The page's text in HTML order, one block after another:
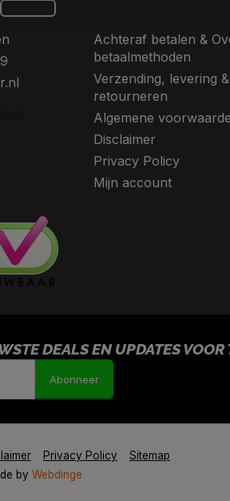
Achteraf betalen &
betaalmethoden
Verzending, levering &
retourneren
Algemene
Disclaimer
Privacy Policy
Mijn account
DEALS EN UPDATES
Abonneer
Privacy Policy
Sitemap
by Webdinge